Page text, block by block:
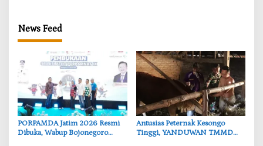
News Feed
‎PORPAMDA Jatim 2026 Resmi
Dibuka, Wabup Bojonegoro
‎Antusias Peternak Kesongo
Tinggi, YANDUWAN TMMD